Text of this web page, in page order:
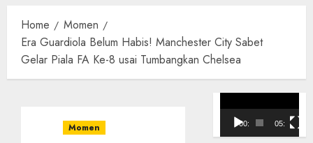
Home
Momen
Era Guardiola Belum Habis! Manchester City Sabet
Gelar Piala FA Ke-8 usai Tumbangkan Chelsea
Momen
Video
00:00 05:10